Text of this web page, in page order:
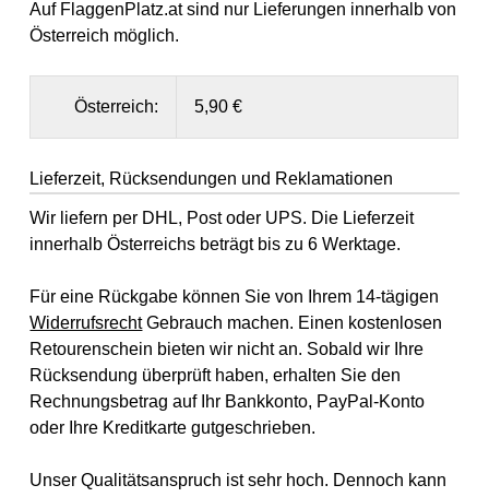
Auf FlaggenPlatz.at sind nur Lieferungen innerhalb von
Österreich möglich.
Österreich: 5,90 €
Lieferzeit, Rücksendungen und Reklamationen
Wir liefern per DHL, Post oder UPS. Die Lieferzeit
innerhalb Österreichs beträgt bis zu 6 Werktage.
Für eine Rückgabe können Sie von Ihrem 14-tägigen
WiderrufsrechtGebrauch machen. Einen kostenlosen
Retourenschein bieten wir nicht an. Sobald wir Ihre
Rücksendung überprüft haben, erhalten Sie den
Rechnungsbetrag auf Ihr Bankkonto, PayPal-Konto
oder Ihre Kreditkarte gutgeschrieben.
Unser Qualitätsanspruch ist sehr hoch. Dennoch kann